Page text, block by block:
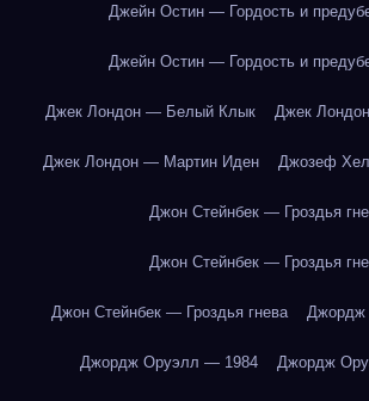
Джейн Остин — Гордость и
Джейн Остин — Гордость и
Джек Лондон — Белый Клык Джек
Джек Лондон — Мартин Иден Джозеф
Джон Стейнбек — Гроздья
Джон Стейнбек — Гроздья
Джон Стейнбек — Гроздья гнева Джордж
Джордж Оруэлл — 1984 Джордж